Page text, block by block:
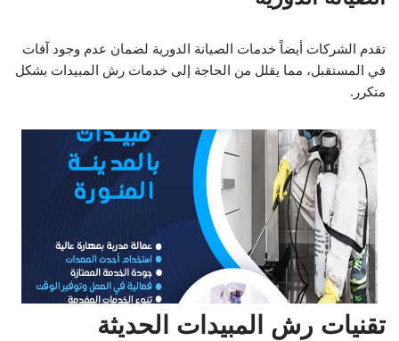
تقدم الشركات أيضاً خدمات الصيانة الدورية لضمان عدم وجود آفات
في المستقبل، مما يقلل من الحاجة إلى خدمات رش المبيدات بشكل
متكرر.
تقنيات رش المبيدات الحديثة